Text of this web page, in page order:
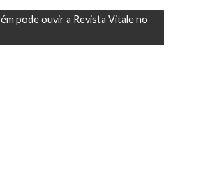
pode ouvir a Revista Vitale no